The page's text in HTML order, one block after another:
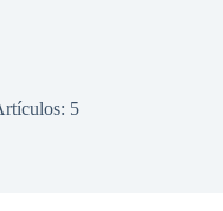
5